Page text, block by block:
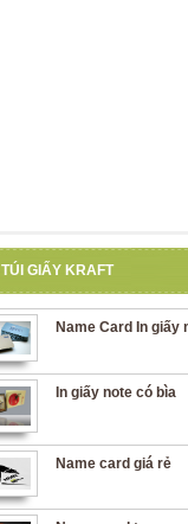
TÚI GIẤY KRAFT
Name Card In giấy
In giấy note có bìa
Name card giá rẻ